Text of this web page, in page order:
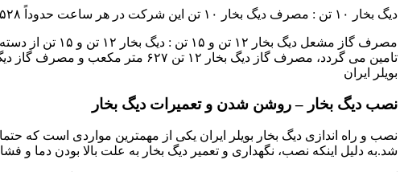
دیگ بخار ۱۰ تن : مصرف دیگ بخار ۱۰ تن این شرکت در هر ساعت حدوداً ۵۲۸ متر مکعب می باشد.
مصرف گاز مشعل
بویلر ایران
نصب دیگ بخار – روشن شدن و تعمیرات دیگ بخار
نصب و راه اندازی دیگ بخار بویلر ایران یکی از مهمترین مواردی است که حتما
شد.به دلیل اینکه نصب، نگهداری و تعمیر دیگ بخار به علت بالا بودن دما